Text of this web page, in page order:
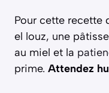
Pour cette recette
el louz, une
au miel et la
prime. Attendez